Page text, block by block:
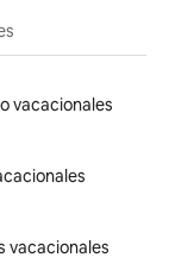
vacacionales
vacacionales